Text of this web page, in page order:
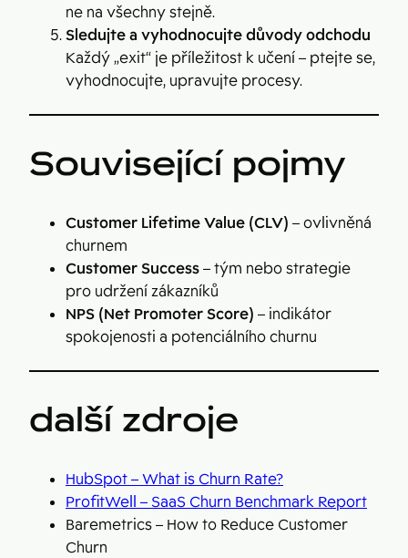
ne na všechny stejně.
Sledujte a vyhodnocujte důvody odchodu
Každý „exit“ je příležitost k učení – ptejte se,
vyhodnocujte, upravujte procesy.
Související pojmy
Customer Lifetime Value (CLV) – ovlivněná
churnem
Customer Success– tým nebo strategie
pro udržení zákazníků
NPS (Net Promoter Score) – indikátor
spokojenosti a potenciálního churnu
další zdroje
HubSpot – What is Churn Rate?
ProfitWell – SaaS Churn Benchmark Report
Baremetrics – How to Reduce Customer
Churn